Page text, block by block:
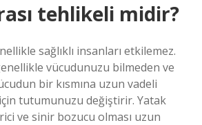
tehlikeli midir?
sağlıklı insanları etkilemez.
vücudunuzu bilmeden ve
bir kısmına uzun vadeli
için tutumunuzu değiştirir. Yatak
ve sinir bozucu olması uzun